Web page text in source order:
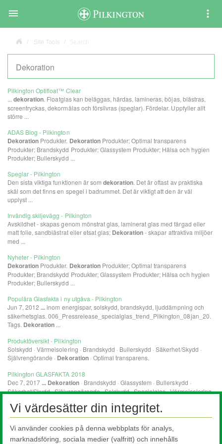

Site Tools
Vi värdesätter din integritet.
Vi använder cookies på denna webbplats för analys,
marknadsföring, sociala medier (valfritt) och innehålls